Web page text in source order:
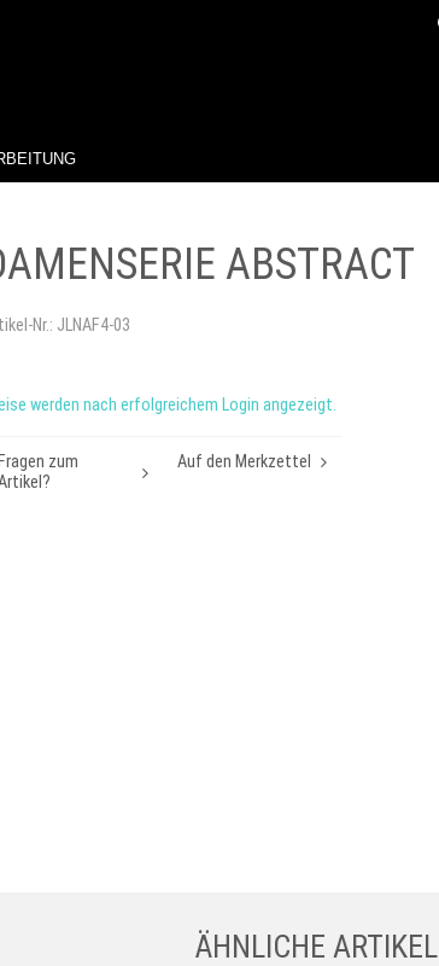
ABSTRACT
Nr.: JLNAF4-03
werden nach erfolgreichem Login angezeigt.
Fragen zum
Auf den Merkzettel
ÄHNLICHE ARTIKEL